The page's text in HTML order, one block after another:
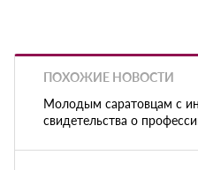
ПОХОЖИЕ НОВОСТИ
Молодым саратовцам с
свидетельства о